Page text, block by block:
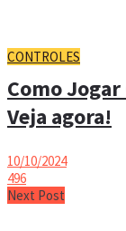
CONTROLES
Como
Veja agora!
10/10/2024
496
Next Post